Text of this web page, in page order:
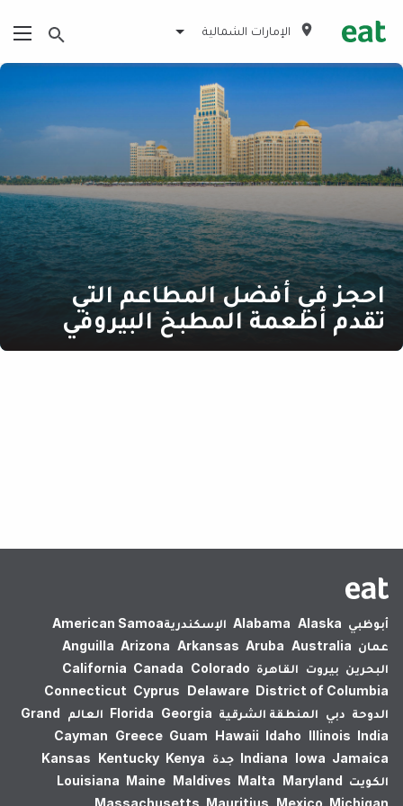
الإمارات الشمالية
احجز في أفضل المطاعم التي
تقدم أطعمة المطبخ البيروفي
أبوظبي Alabama Alaska الإسكندرية‎American Samoa
عمان
Anguilla Arizona Arkansas Aruba Australia
البحرين بيروت القاهرة California Canada Colorado
Connecticut Cyprus Delaware District of Columbia
الدوحة دبي المنطقة الشرقية Florida Georgia العالم
Grand
Cayman Greece Guam Hawaii Idaho Illinois India
Indiana Iowa Jamaica جدة Kansas Kentucky Kenya
الكويت
Louisiana Maine Maldives Malta Maryland